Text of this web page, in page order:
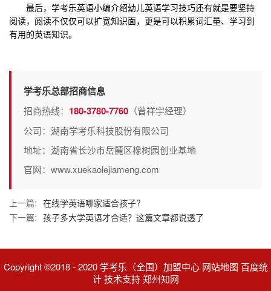
最后，学考乐英语小编介绍幼儿英语学习技巧还有就是要坚持
阅读，阅读不仅仅可以扩宽知识面，更是可以积累词汇量、学习到
有用的英语知识。
学考乐总部招商信息
招商热线： 180-3780-7760 （曾祥宇经理）
公司：湖南学考乐科技股份有限公司
地址：湖南省长沙市岳麓区橡树园创业基地
官网：www.xuekaolejiameng.com
上一篇: 在线学英语哪家适合孩子?
下一篇: 孩子多大学英语才合适？这篇文章都说透了
Copyright ©2018 - 2020 学考乐（全国）加盟中心 网站地图 百度统
计 技术支持 郑州知网